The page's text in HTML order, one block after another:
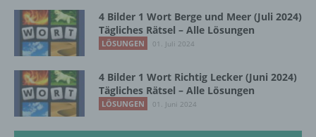
4 Bilder 1 Wort Berge und Meer (Juli 2024)
Tägliches Rätsel – Alle Lösungen
LÖSUNGEN 01. Juli 2024
4 Bilder 1 Wort Richtig Lecker (Juni 2024)
Tägliches Rätsel – Alle Lösungen
LÖSUNGEN 01. Juni 2024
Unionsrecht oder dem Recht der
Mitgliedstaaten vorgesehen werden.
h) Auftragsverarbeiter
Auftragsverarbeiter ist eine natürliche oder
juristische Person, Behörde, Einrichtung
oder andere Stelle, die personenbezogene